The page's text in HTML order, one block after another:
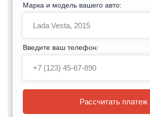
Марка и модель вашего авто:
Введите ваш телефон:
Рассчитать платеж